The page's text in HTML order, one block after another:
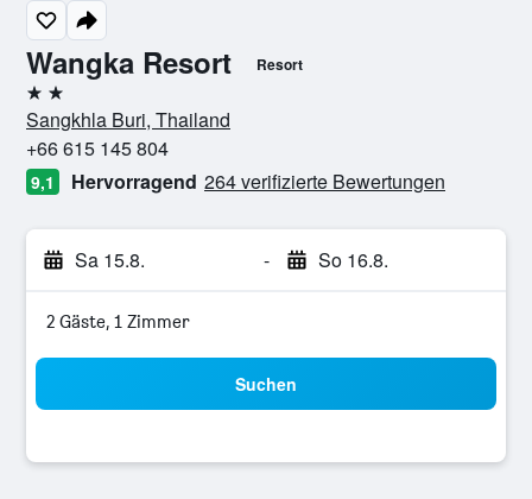
Wangka Resort Resort
2 Sterne
Sangkhla Buri, Thailand
+66 615 145 804
9,1 Hervorragend 264 verifizierte Bewertungen
Sa 15.8. - So 16.8.
2 Gäste, 1 Zimmer
Suchen